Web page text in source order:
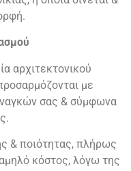
αρχιτεκτονικού
με
σας & σύμφωνα
& ποιότητας, πλήρως
κόστος, λόγω της